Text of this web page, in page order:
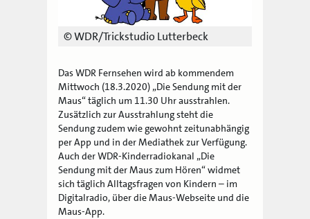
© WDR/Trickstudio Lutterbeck
Das WDR Fernsehen wird ab kommendem
Mittwoch (18.3.2020) „Die Sendung mit der
Maus“ täglich um 11.30 Uhr ausstrahlen.
Zusätzlich zur Ausstrahlung steht die
Sendung zudem wie gewohnt zeitunabhängig
per App und in der Mediathek zur Verfügung.
Auch der WDR-Kinderradiokanal „Die
Sendung mit der Maus zum Hören“ widmet
sich täglich Alltagsfragen von Kindern – im
Digitalradio, über die Maus-Webseite und die
Maus-App.